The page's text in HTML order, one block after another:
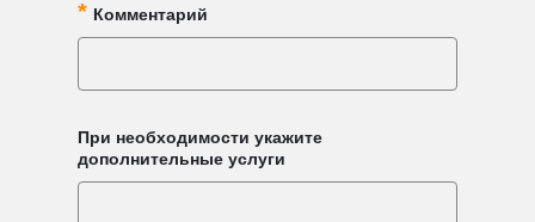
Комментарий
При необходимости укажите
дополнительные услуги